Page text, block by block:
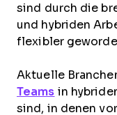
sind durch die
und hybriden
flexibler
Aktuelle
Teams in
sind, in denen